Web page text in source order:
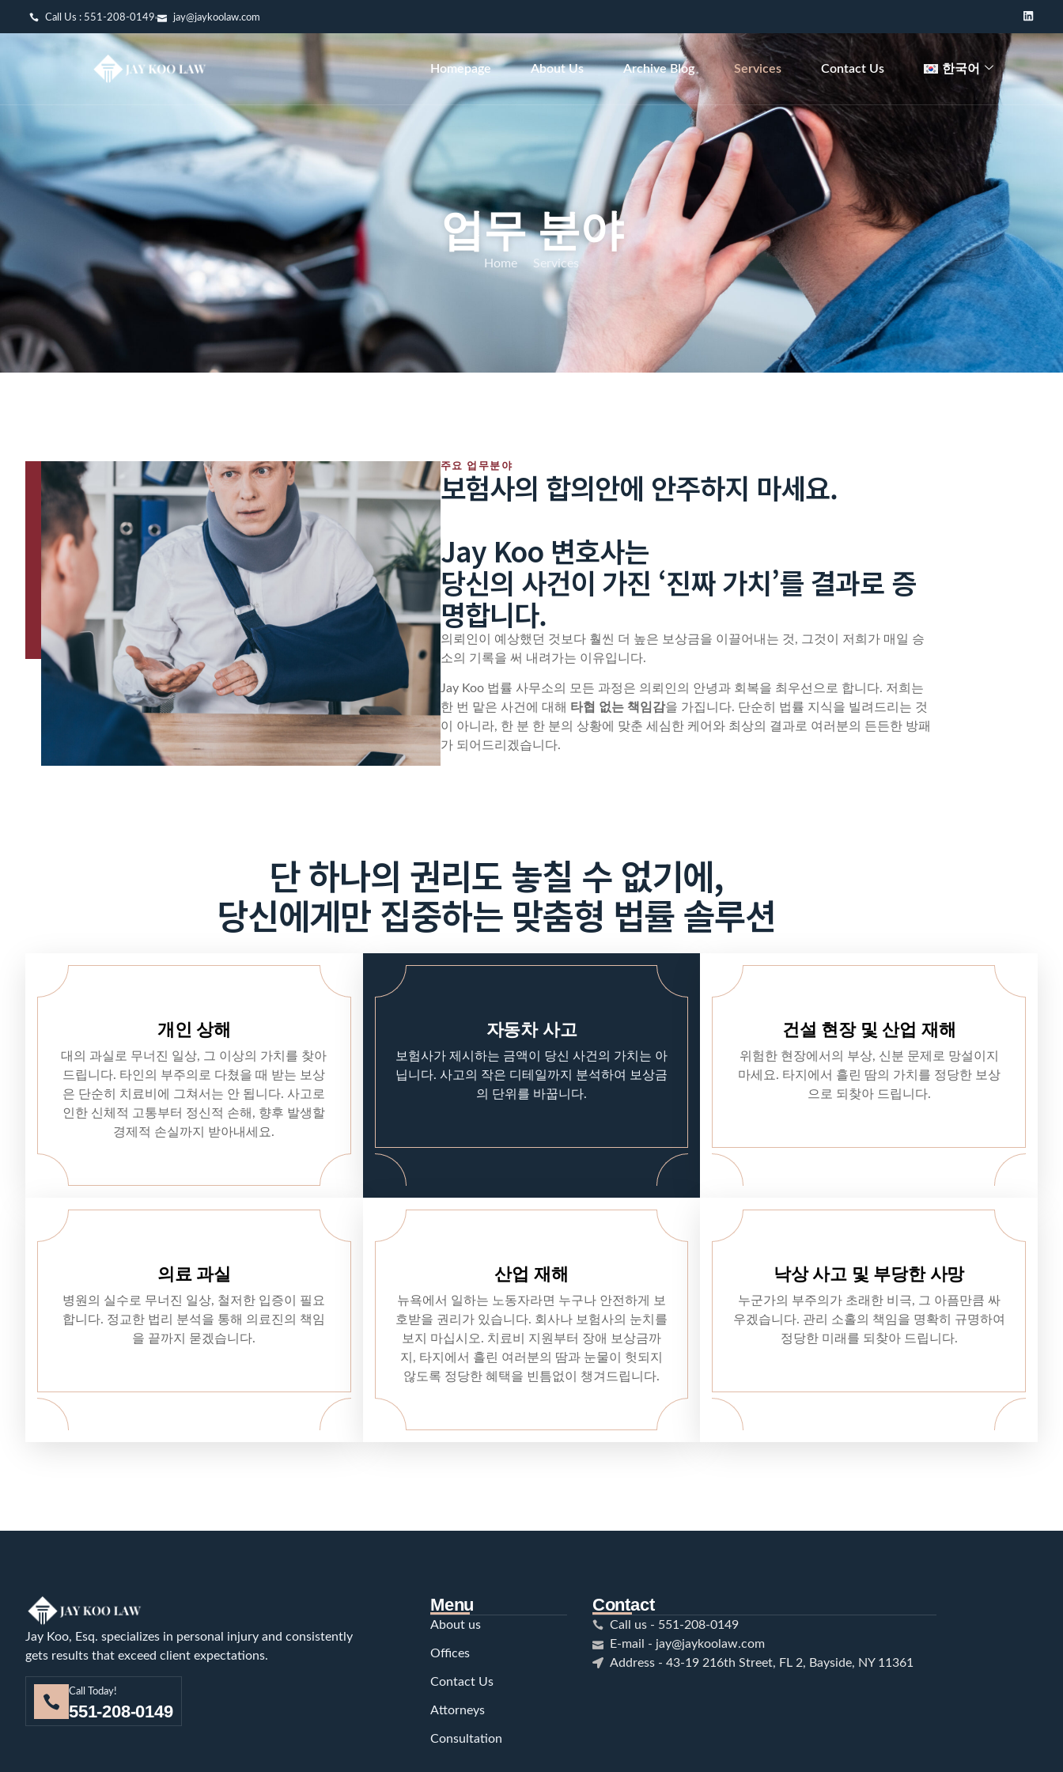
Call Us : 551-208-0149 jay@jaykoolaw.com
Homepage About Us Archive Blog Services Contact Us 한국어
업무 분야
Home Services
주요 업무분야
보험사의 합의안에 안주하지 마세요.
Jay Koo 변호사는
당신의 사건이 가진 ‘진짜 가치’를 결과로 증
명합니다.
의뢰인이 예상했던 것보다 훨씬 더 높은 보상금을 이끌어내는 것, 그것이 저희가 매일 승
소의 기록을 써 내려가는 이유입니다.
Jay Koo 법률 사무소의 모든 과정은 의뢰인의 안녕과 회복을 최우선으로 합니다. 저희는
한 번 맡은 사건에 대해 타협 없는 책임감을 가집니다. 단순히 법률 지식을 빌려드리는 것
이 아니라, 한 분 한 분의 상황에 맞춘 세심한 케어와 최상의 결과로 여러분의 든든한 방패
가 되어드리겠습니다.
단 하나의 권리도 놓칠 수 없기에,
당신에게만 집중하는 맞춤형 법률 솔루션
개인 상해
대의 과실로 무너진 일상, 그 이상의 가치를 찾아
드립니다. 타인의 부주의로 다쳤을 때 받는 보상
은 단순히 치료비에 그쳐서는 안 됩니다. 사고로
인한 신체적 고통부터 정신적 손해, 향후 발생할
경제적 손실까지 받아내세요.
자동차 사고
보험사가 제시하는 금액이 당신 사건의 가치는 아
닙니다. 사고의 작은 디테일까지 분석하여 보상금
의 단위를 바꿉니다.
건설 현장 및 산업 재해
위험한 현장에서의 부상, 신분 문제로 망설이지
마세요. 타지에서 흘린 땀의 가치를 정당한 보상
으로 되찾아 드립니다.
의료 과실
병원의 실수로 무너진 일상, 철저한 입증이 필요
합니다. 정교한 법리 분석을 통해 의료진의 책임
을 끝까지 묻겠습니다.
산업 재해
뉴욕에서 일하는 노동자라면 누구나 안전하게 보
호받을 권리가 있습니다. 회사나 보험사의 눈치를
보지 마십시오. 치료비 지원부터 장애 보상금까
지, 타지에서 흘린 여러분의 땀과 눈물이 헛되지
않도록 정당한 혜택을 빈틈없이 챙겨드립니다.
낙상 사고 및 부당한 사망
누군가의 부주의가 초래한 비극, 그 아픔만큼 싸
우겠습니다. 관리 소홀의 책임을 명확히 규명하여
정당한 미래를 되찾아 드립니다.
Jay Koo, Esq. specializes in personal injury and consistently
gets results that exceed client expectations.
Call Today!
551-208-0149
Menu
About us
Offices
Contact Us
Attorneys
Consultation
Contact
Call us - 551-208-0149
E-mail - jay@jaykoolaw.com
Address - 43-19 216th Street, FL 2, Bayside, NY 11361